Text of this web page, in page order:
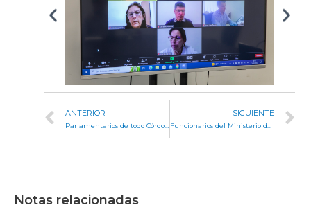
ANTERIOR
Parlamentarios de todo Córdoba se congregaron en el III Foro de Poderes Legislativos
SIGUIENTE
Notas relacionadas